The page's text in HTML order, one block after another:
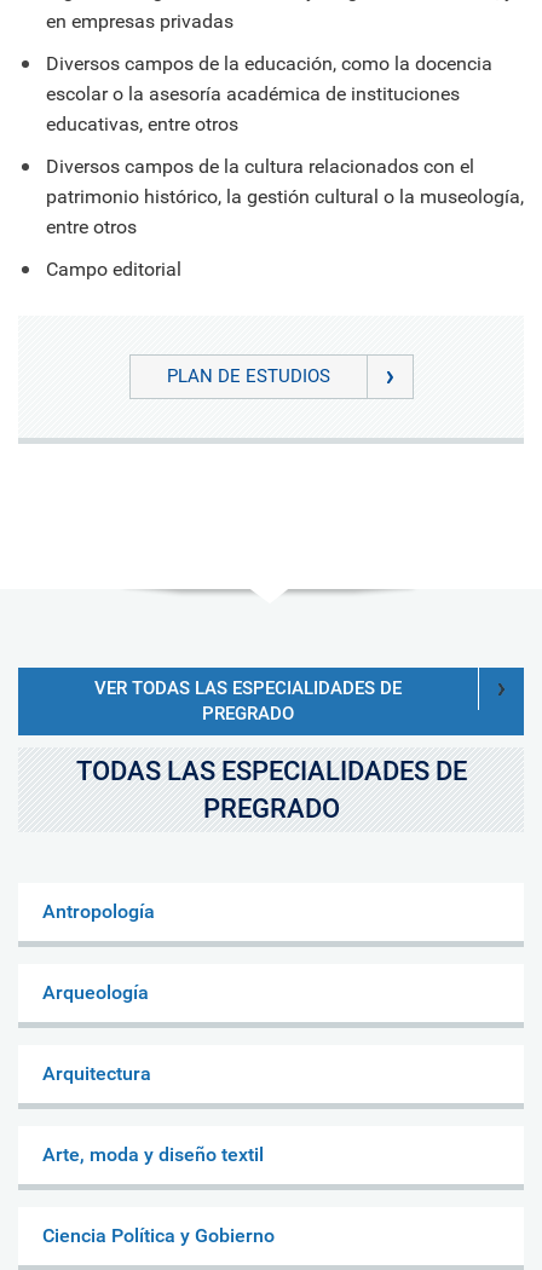
en empresas privadas
Diversos campos de la educación, como la docencia
escolar o la asesoría académica de instituciones
educativas, entre otros
Diversos campos de la cultura relacionados con el
patrimonio histórico, la gestión cultural o la museología,
entre otros
Campo editorial
PLAN DE ESTUDIOS
VER TODAS LAS ESPECIALIDADES DE
PREGRADO
TODAS LAS ESPECIALIDADES DE
PREGRADO
Antropología
Arqueología
Arquitectura
Arte, moda y diseño textil
Ciencia Política y Gobierno